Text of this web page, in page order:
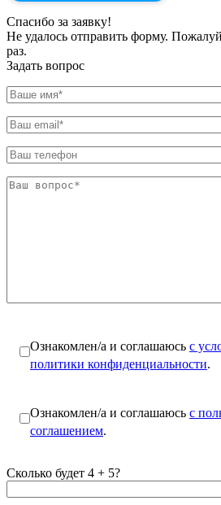
Спасибо за заявку!
Не удалось отправить форму.
раз.
Задать вопрос
Ознакомлен/а и соглашаюсь с
политики конфиденциальности.
Ознакомлен/а и соглашаюсь с
соглашением.
Сколько будет 4 + 5?